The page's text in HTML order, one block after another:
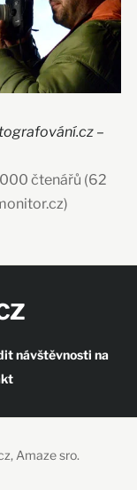
–
čtenářů (62
návštěvnosti na
Amaze sro.